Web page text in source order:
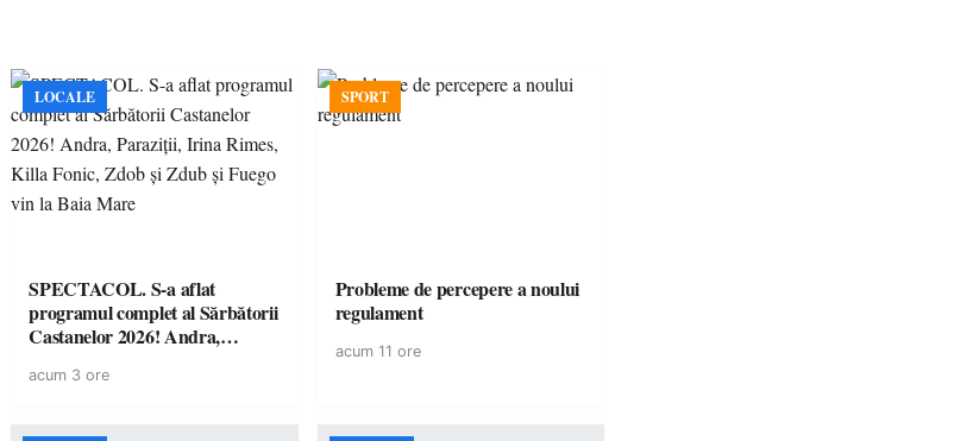
LOCALE
SPECTACOL. S-a aflat
programul complet al Sărbătorii
Castanelor 2026! Andra,
Fonic, Zdob și Zdub și Fuego
acum 3 ore
SPORT
Probleme de percepere a noului
regulament
acum 11 ore